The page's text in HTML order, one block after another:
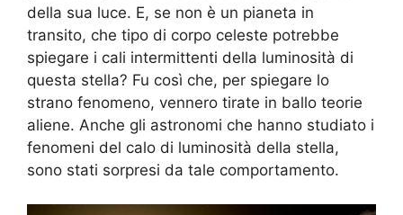
della sua luce. E, se non è un pianeta in
transito, che tipo di corpo celeste potrebbe
spiegare i cali intermittenti della luminosità di
questa stella? Fu così che, per spiegare lo
strano fenomeno, vennero tirate in ballo teorie
aliene. Anche gli astronomi che hanno studiato i
fenomeni del calo di luminosità della stella,
sono stati sorpresi da tale comportamento.